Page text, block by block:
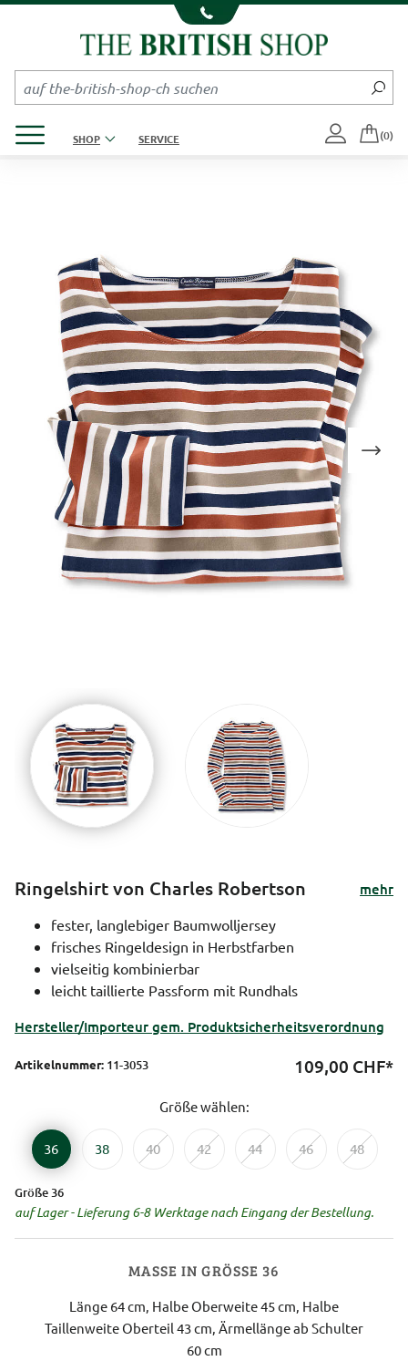
Kompletten Head der Seite überspringen
SHOP SERVICE (0)
Ringelshirt von Charles Robertson
mehr
fester, langlebiger Baumwolljersey
frisches Ringeldesign in Herbstfarben
vielseitig kombinierbar
leicht taillierte Passform mit Rundhals
Hersteller/Importeur gem. Produktsicherheitsverordnung
Artikelnummer: 11-3053 109,00 CHF*
Größe wählen:
36 38 40 42 44 46 48
Größe 36
auf Lager - Lieferung 6-8 Werktage nach Eingang der Bestellung.
MASSE IN GRÖSSE 36
Länge 64 cm, Halbe Oberweite 45 cm, Halbe
Taillenweite Oberteil 43 cm, Ärmellänge ab Schulter
60 cm